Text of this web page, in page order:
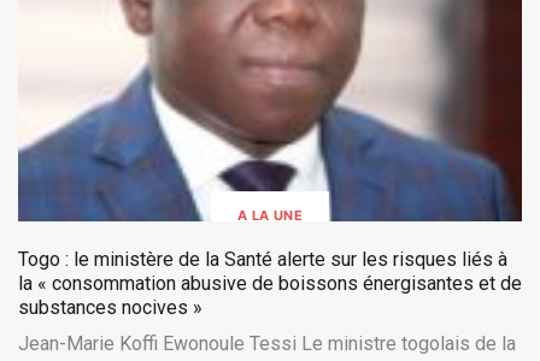
A LA UNE
Togo : le ministère de la Santé alerte sur les risques liés à
la « consommation abusive de boissons énergisantes et de
substances nocives »
Jean-Marie Koffi Ewonoule Tessi Le ministre togolais de la